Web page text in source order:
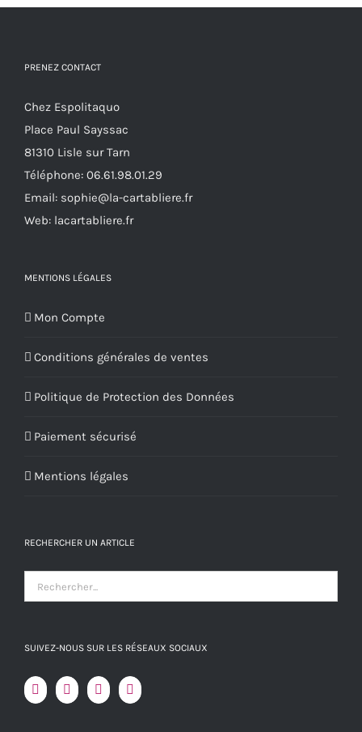
PRENEZ CONTACT
Chez Espolitaquo
Place Paul Sayssac
81310 Lisle sur Tarn
Téléphone: 06.61.98.01.29
Email: sophie@la-cartabliere.fr
Web: lacartabliere.fr
MENTIONS LÉGALES
Mon Compte
Conditions générales de ventes
Politique de Protection des Données
Paiement sécurisé
Mentions légales
RECHERCHER UN ARTICLE
SUIVEZ-NOUS SUR LES RÉSEAUX SOCIAUX